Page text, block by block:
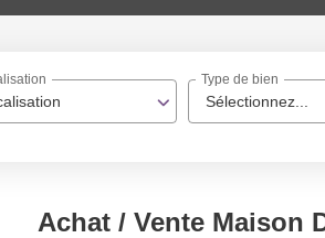
Sélectionnez...
Type de bien
Achat / Vente Maison